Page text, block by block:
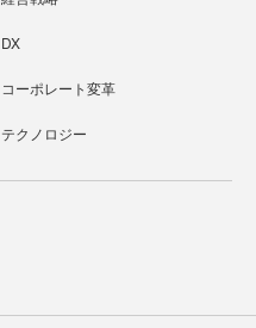
DX
コーポレート変革
テクノロジー